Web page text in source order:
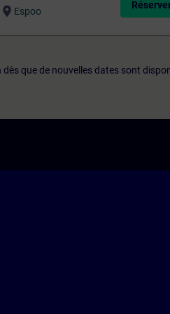
location_on Espoo
que de nouvelles dates sont